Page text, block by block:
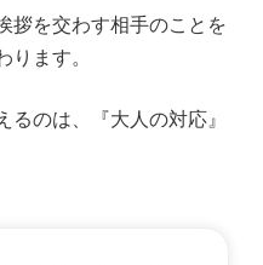
拶を交わす相手のことを
ります。
のは、『大人の対応』